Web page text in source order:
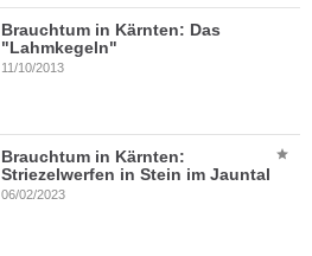
Brauchtum in Kärnten: Das
"Lahmkegeln"
11/10/2013
Brauchtum in Kärnten:
Striezelwerfen in Stein im Jauntal
06/02/2023